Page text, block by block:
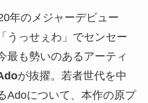
年のメジャーデビュー
うっせぇわ」でセンセー
最も勢いのあるアーティ
が抜擢。若者世代を中
Adoについて、本作の原プ